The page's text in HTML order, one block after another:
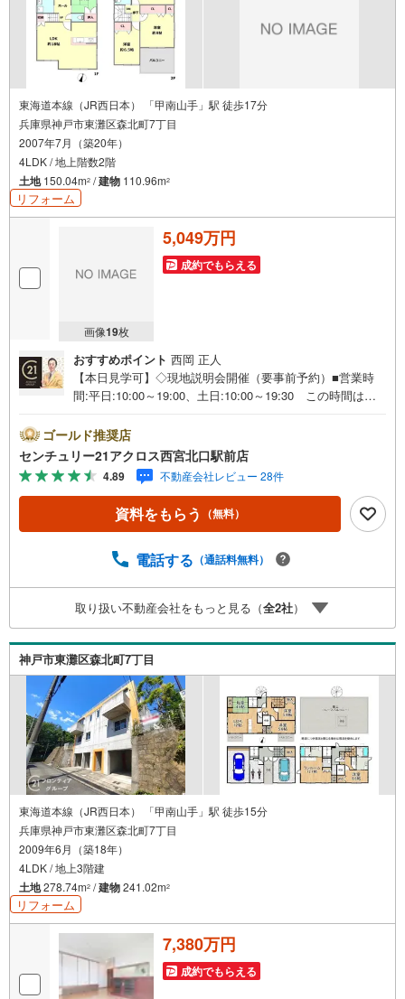
東海道本線（JR西日本） 「甲南山手」駅 徒歩17分
兵庫県神戸市東灘区森北町7丁目
2007年7月（築20年）
4LDK / 地上階数2階
土地150.04m2 /建物 110.96m2
リフォーム
画像19枚
5,049万円
成約でもらえる
おすすめポイント 西岡 正人
【本日見学可】◇現地説明会開催（要事前予約）■営業時
間:平日:10:00～19:00、土日:10:00～19:30 この時間はお
列2台可能なゆとりの敷地。海まで見渡せる眺望が楽しめま
す。全居室6帖以上で収納付き、LDKは約18帖ございます♪
2026年7月外壁塗装・屋根塗装及びクロス張替、給湯器交
換完了予定。○センチュリー21アクロスグループの3つの特
徴○■センチュリー21グループで28年連続No.1（1997年～2
024年兵庫地区仲介実績） 西宮・尼崎・伊丹・宝塚にて8
お客様駐車場、キッズスペースがございます。 8店舗すべ
お子様連れでもご安心ください。■取り扱い物件多数ござい
ます。 地域密着の当店では2000万円台の新築戸建や、10
00万円台の中古マンションを始め多数物件を取り扱ってい
ます。Yahoo！不動産に掲載しきれない物件もご紹介でき
ます。
ゴールド推奨店
センチュリー21アクロス西宮北口駅前店
4.89 不動産会社レビュー 28件
資料をもらう （無料）
電話する （通話料無料）
取り扱い不動産会社をもっと見る（全2社）
神戸市東灘区森北町7丁目
東海道本線（JR西日本） 「甲南山手」駅 徒歩15分
兵庫県神戸市東灘区森北町7丁目
2009年6月（築18年）
4LDK / 地上3階建
土地278.74m2 /建物241.02m2
リフォーム
7,380万円
成約でもらえる